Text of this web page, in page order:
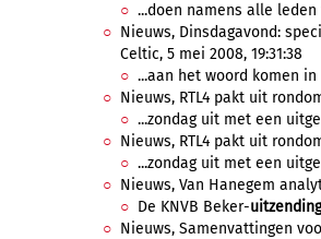
...doen namens alle leden
Nieuws, Dinsdagavond:
Celtic, 5 mei 2008, 19:31:38
...aan het woord komen
Nieuws, RTL4 pakt uit
...zondag uit met een
Nieuws, RTL4 pakt uit
...zondag uit met een
Nieuws, Van Hanegem
De KNVB Beker-uitzending
Nieuws, Samenvattingen